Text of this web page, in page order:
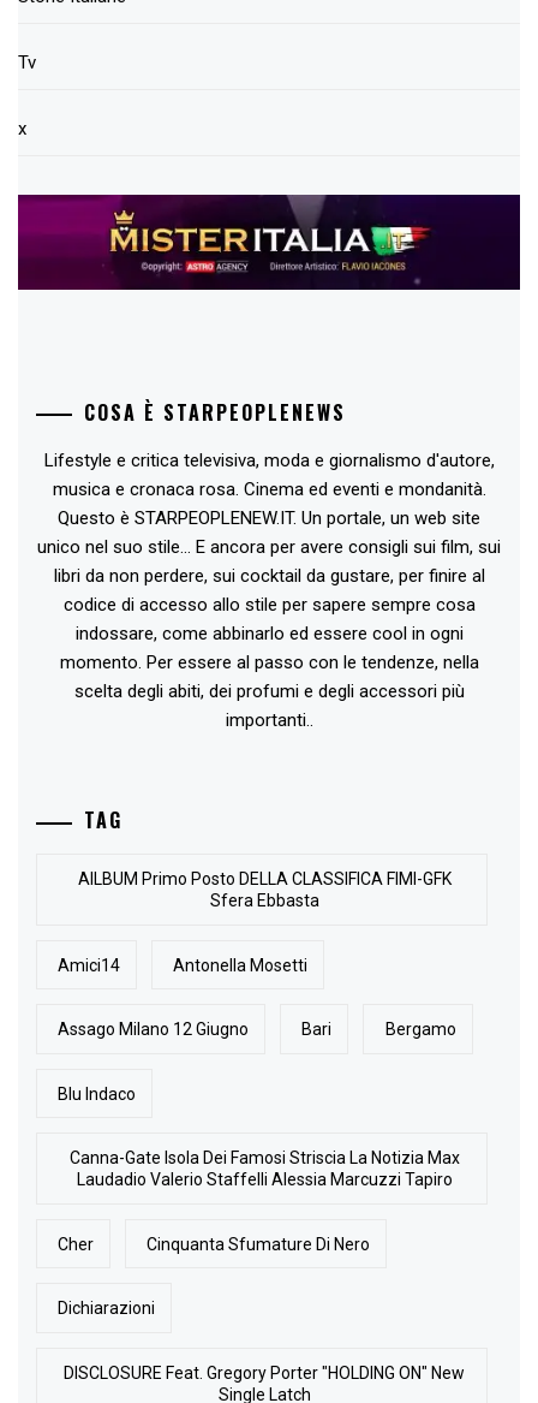
Tv
x
COSA È STARPEOPLENEWS
Lifestyle e critica televisiva, moda e giornalismo d'autore,
musica e cronaca rosa. Cinema ed eventi e mondanità.
Questo è STARPEOPLENEW.IT. Un portale, un web site
unico nel suo stile... E ancora per avere consigli sui film, sui
libri da non perdere, sui cocktail da gustare, per finire al
codice di accesso allo stile per sapere sempre cosa
indossare, come abbinarlo ed essere cool in ogni
momento. Per essere al passo con le tendenze, nella
scelta degli abiti, dei profumi e degli accessori più
importanti..
TAG
AlLBUM Primo Posto DELLA CLASSIFICA FIMI-GFK
Sfera Ebbasta
Amici14 Antonella Mosetti
Assago Milano 12 Giugno Bari Bergamo
Blu Indaco
Canna-Gate Isola Dei Famosi Striscia La Notizia Max
Laudadio Valerio Staffelli Alessia Marcuzzi Tapiro
Cher Cinquanta Sfumature Di Nero
Dichiarazioni
DISCLOSURE Feat. Gregory Porter "HOLDING ON" New
Single Latch